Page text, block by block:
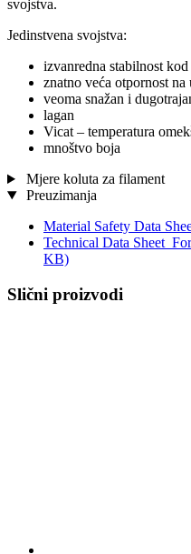
svojstva.
Jedinstvena svojstva:
izvanredna stabilnost
znatno veća otpornost
veoma snažan i
lagan
Vicat – temperatura
mnoštvo boja
Mjere koluta za filament
Preuzimanja
Material Safety Data
Technical Data
KB)
Slični proizvodi